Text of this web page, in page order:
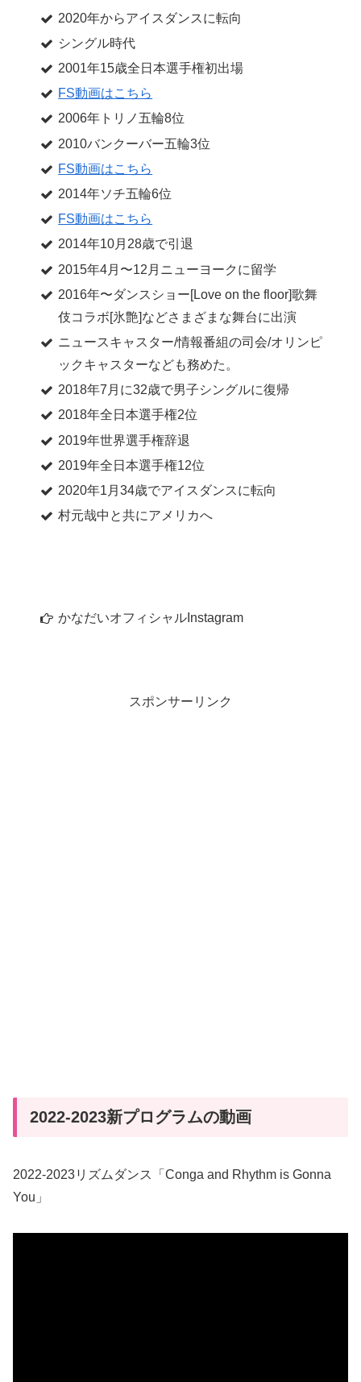
2020年からアイスダンスに転向
シングル時代
2001年15歳全日本選手権初出場
FS動画はこちら
2006年トリノ五輪8位
2010バンクーバー五輪3位
FS動画はこちら
2014年ソチ五輪6位
FS動画はこちら
2014年10月28歳で引退
2015年4月〜12月ニューヨークに留学
2016年〜ダンスショー[Love on the floor]歌舞
伎コラボ[氷艶]などさまざまな舞台に出演
ニュースキャスター/情報番組の司会/オリンピ
ックキャスターなども務めた。
2018年7月に32歳で男子シングルに復帰
2018年全日本選手権2位
2019年世界選手権辞退
2019年全日本選手権12位
2020年1月34歳でアイスダンスに転向
村元哉中と共にアメリカへ
かなだいオフィシャルInstagram
スポンサーリンク
2022-2023新プログラムの動画
2022-2023リズムダンス「Conga and Rhythm is Gonna
You」